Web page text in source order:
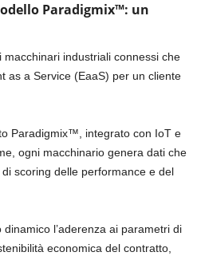
Paradigmix™: un
industriali connessi che
as a Service (EaaS) per un cliente
Paradigmix™, integrato con IoT e
ogni macchinario genera dati che
scoring delle performance e del
l’aderenza ai parametri di
economica del contratto,